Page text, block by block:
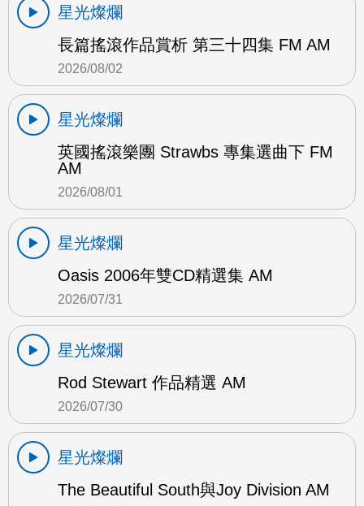
星光燦爛
長篇搖滾作品賞析 第三十四集 FM AM
2026/08/02
星光燦爛
英國搖滾樂團 Strawbs 專集選曲下 FM
AM
2026/08/01
星光燦爛
Oasis 2006年雙CD精選集 AM
2026/07/31
星光燦爛
Rod Stewart 作品精選 AM
2026/07/30
星光燦爛
The Beautiful South與Joy Division AM